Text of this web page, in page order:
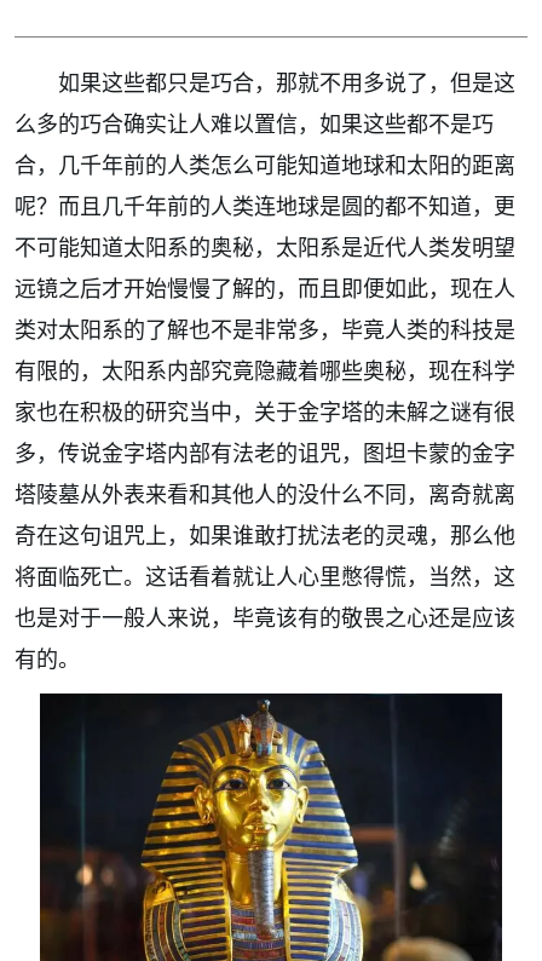
如果这些都只是巧合，那就不用多说了，但是这
么多的巧合确实让人难以置信，如果这些都不是巧
合，几千年前的人类怎么可能知道地球和太阳的距离
呢？而且几千年前的人类连地球是圆的都不知道，更
不可能知道太阳系的奥秘，太阳系是近代人类发明望
远镜之后才开始慢慢了解的，而且即便如此，现在人
类对太阳系的了解也不是非常多，毕竟人类的科技是
有限的，太阳系内部究竟隐藏着哪些奥秘，现在科学
家也在积极的研究当中，关于金字塔的未解之谜有很
多，传说金字塔内部有法老的诅咒，图坦卡蒙的金字
塔陵墓从外表来看和其他人的没什么不同，离奇就离
奇在这句诅咒上，如果谁敢打扰法老的灵魂，那么他
将面临死亡。这话看着就让人心里憋得慌，当然，这
也是对于一般人来说，毕竟该有的敬畏之心还是应该
有的。